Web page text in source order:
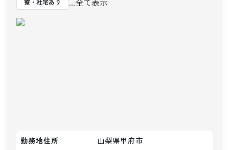
寮・社宅あり
勤務地住所
山梨県甲府市